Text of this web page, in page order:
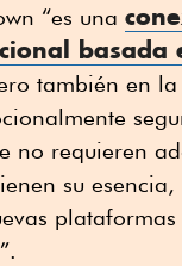
“es una
basada
también en
no requieren
su esencia,